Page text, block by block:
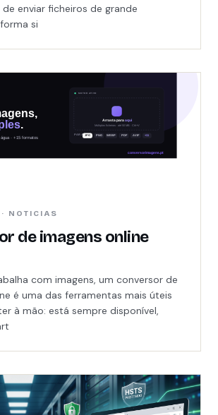
enviar ficheiros de grande
si
NOTICIAS
de imagens online
com imagens, um conversor de
é uma das ferramentas mais úteis
à mão: está sempre disponível,